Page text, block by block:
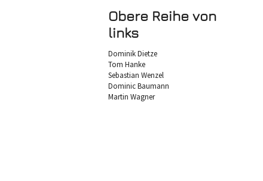
Obere Reihe von
links
Dominik Dietze
Tom Hanke
Sebastian Wenzel
Dominic Baumann
Martin Wagner